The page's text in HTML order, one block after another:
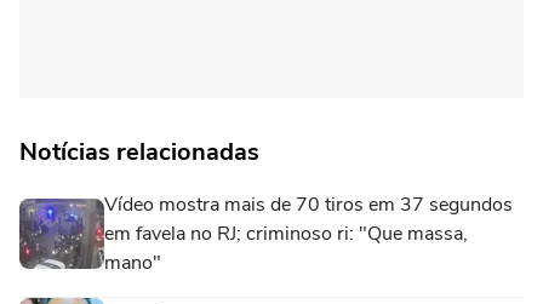
Notícias relacionadas
Vídeo mostra mais de 70 tiros em 37 segundos
em favela no RJ; criminoso ri: "Que massa,
mano"